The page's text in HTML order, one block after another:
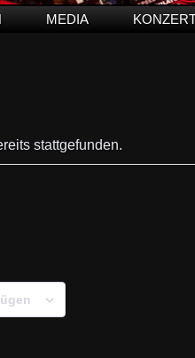
MEDIA
stattgefunden.